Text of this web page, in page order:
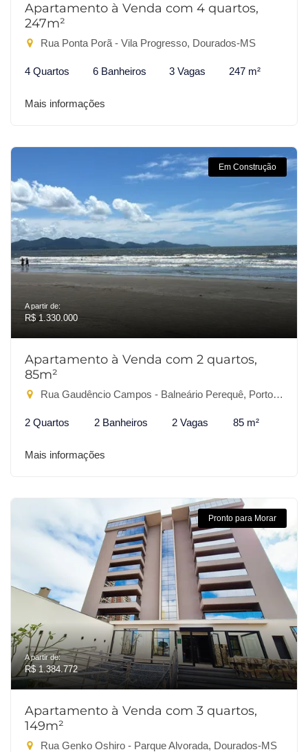
Apartamento à Venda com 4 quartos,
247m²
Rua Ponta Porã - Vila Progresso, Dourados-MS
4 Quartos 6 Banheiros 3 Vagas 247 m²
Mais informações
Em Construção
A partir de:
R$ 1.330.000
Apartamento à Venda com 2 quartos,
85m²
Rua Gaudêncio Campos - Balneário Perequê, Porto Belo-SC
2 Quartos 2 Banheiros 2 Vagas 85 m²
Mais informações
Pronto para Morar
A partir de:
R$ 1.384.772
Apartamento à Venda com 3 quartos,
149m²
Rua Genko Oshiro - Parque Alvorada, Dourados-MS